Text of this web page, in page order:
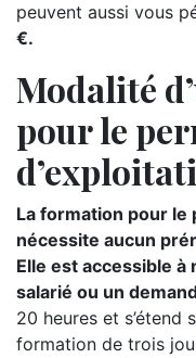
peuvent aussi vous
€.
Modalité
pour le
La formation pour le
nécessite aucun
Elle est accessible à
salarié ou un
20 heures et s’étend
formation de trois